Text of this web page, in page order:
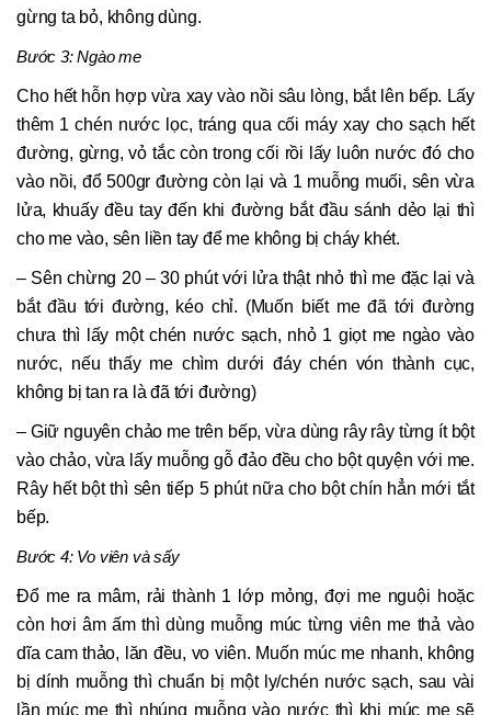
gừng ta bỏ, không dùng.
Bước 3: Ngào me
Cho hết hỗn hợp vừa xay vào nồi sâu lòng, bắt lên bếp. Lấy
thêm 1 chén nước lọc, tráng qua cối máy xay cho sạch hết
đường, gừng, vỏ tắc còn trong cối rồi lấy luôn nước đó cho
vào nồi, đổ 500gr đường còn lại và 1 muỗng muối, sên vừa
lửa, khuấy đều tay đến khi đường bắt đầu sánh dẻo lại thì
cho me vào, sên liền tay để me không bị cháy khét.
– Sên chừng 20 – 30 phút với lửa thật nhỏ thì me đặc lại và
bắt đầu tới đường, kéo chỉ. (Muốn biết me đã tới đường
chưa thì lấy một chén nước sạch, nhỏ 1 giọt me ngào vào
nước, nếu thấy me chìm dưới đáy chén vón thành cục,
không bị tan ra là đã tới đường)
– Giữ nguyên chảo me trên bếp, vừa dùng rây rây từng ít bột
vào chảo, vừa lấy muỗng gỗ đảo đều cho bột quyện với me.
Rây hết bột thì sên tiếp 5 phút nữa cho bột chín hẳn mới tắt
bếp.
Bước 4: Vo viên và sấy
Đổ me ra mâm, rải thành 1 lớp mỏng, đợi me nguội hoặc
còn hơi âm ấm thì dùng muỗng múc từng viên me thả vào
dĩa cam thảo, lăn đều, vo viên. Muốn múc me nhanh, không
bị dính muỗng thì chuẩn bị một ly/chén nước sạch, sau vài
lần múc me thì nhúng muỗng vào nước thì khi múc me sẽ